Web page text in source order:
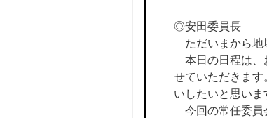
◎安田委員長
ただいまから地
本日の日程は、
せていただきま
いしたいと思いま
今回の常任委員